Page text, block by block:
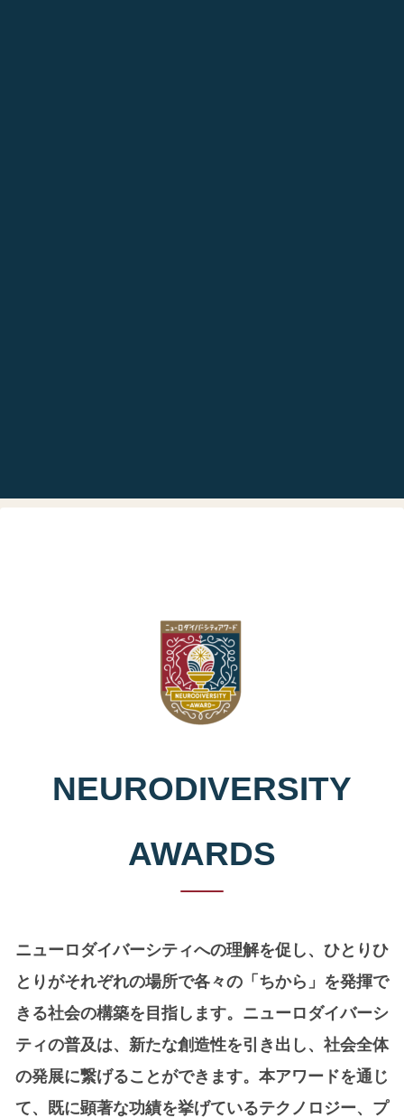
NEURODIVERSITY
AWARDS
ニューロダイバーシティへの理解を促し、ひとりひ
とりがそれぞれの場所で各々の「ちから」を発揮で
きる社会の構築を目指します。ニューロダイバーシ
ティの普及は、新たな創造性を引き出し、社会全体
の発展に繋げることができます。本アワードを通じ
て、既に顕著な功績を挙げているテクノロジー、プ